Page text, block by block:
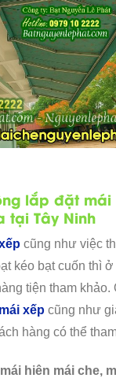
lắp đặt mái
tại Tây Ninh
cũng như việc
kéo bạt cuốn thì
tiện tham khảo.
xếp cũng như
hàng có thể
hiên mái che,